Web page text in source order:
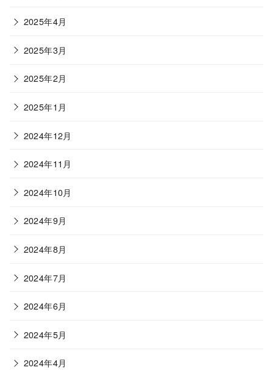
2025年4月
2025年3月
2025年2月
2025年1月
2024年12月
2024年11月
2024年10月
2024年9月
2024年8月
2024年7月
2024年6月
2024年5月
2024年4月